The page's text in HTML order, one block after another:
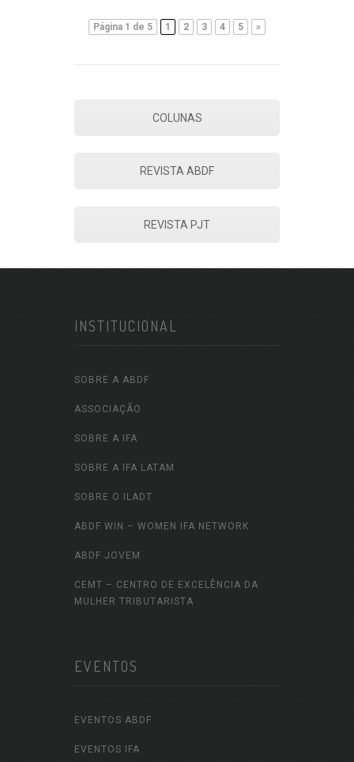
Página 1 de 5 1 2 3 4 5 »
COLUNAS
REVISTA ABDF
REVISTA PJT
INSTITUCIONAL
SOBRE A ABDF
ASSOCIAÇÃO
SOBRE A IFA
SOBRE A IFA LATAM
SOBRE O ILADT
ABDF WIN – WOMEN IFA NETWORK
ABDF JOVEM
CEMT – CENTRO DE EXCELÊNCIA DA
MULHER TRIBUTARISTA
EVENTOS
EVENTOS ABDF
EVENTOS IFA